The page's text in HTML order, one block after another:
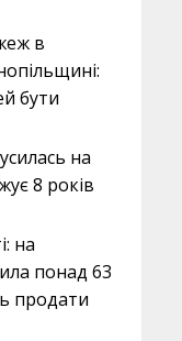
в
бути
на
8 років
на
понад 63
продати